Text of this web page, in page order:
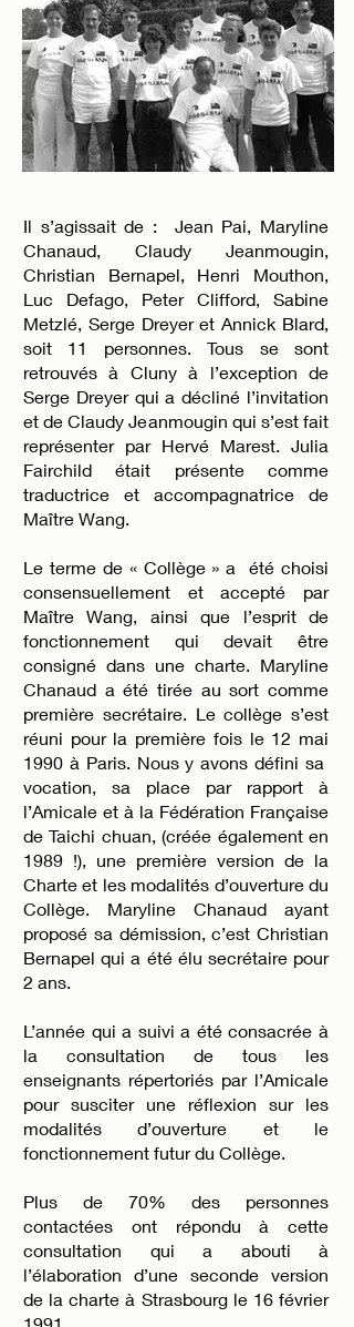
Il s’agissait de : Jean Pai, Maryline
Chanaud, Claudy Jeanmougin,
Christian Bernapel, Henri Mouthon,
Luc Defago, Peter Clifford, Sabine
Metzlé, Serge Dreyer et Annick Blard,
soit 11 personnes. Tous se sont
retrouvés à Cluny à l’exception de
Serge Dreyer qui a décliné l’invitation
et de Claudy Jeanmougin qui s’est fait
représenter par Hervé Marest. Julia
Fairchild était présente comme
traductrice et accompagnatrice de
Maître Wang.
Le terme de « Collège » a été choisi
consensuellement et accepté par
Maître Wang, ainsi que l’esprit de
fonctionnement qui devait être
consigné dans une charte. Maryline
Chanaud a été tirée au sort comme
première secrétaire. Le collège s’est
réuni pour la première fois le 12 mai
1990 à Paris. Nous y avons défini sa
vocation, sa place par rapport à
l’Amicale et à la Fédération Française
de Taichi chuan, (créée également en
1989 !), une première version de la
Charte et les modalités d’ouverture du
Collège. Maryline Chanaud ayant
proposé sa démission, c’est Christian
Bernapel qui a été élu secrétaire pour
2 ans.
L’année qui a suivi a été consacrée à
la consultation de tous les
enseignants répertoriés par l’Amicale
pour susciter une réflexion sur les
modalités d’ouverture et le
fonctionnement futur du Collège.
Plus de 70% des personnes
contactées ont répondu à cette
consultation qui a abouti à
l’élaboration d’une seconde version
de la charte à Strasbourg le 16 février